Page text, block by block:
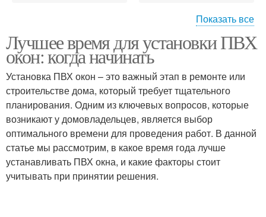
Условия для установки
Показать все
Лучшее время для установки ПВХ
окон: когда начинать
Установка ПВХ окон – это важный этап в ремонте или
строительстве дома, который требует тщательного
планирования. Одним из ключевых вопросов, которые
возникают у домовладельцев, является выбор
оптимального времени для проведения работ. В данной
статье мы рассмотрим, в какое время года лучше
устанавливать ПВХ окна, и какие факторы стоит
учитывать при принятии решения.